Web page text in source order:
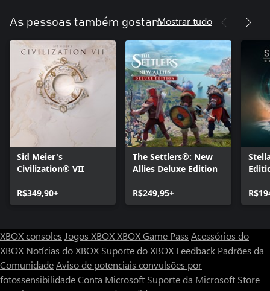
As pessoas também gostamMostrar tudo
Sid Meier's
Civilization® VII
R$349,90+
The Settlers®: New
Allies Deluxe Edition
R$249,95+
XBOX consoles Jogos XBOXXBOX Game Pass Acessórios do
XBOX Notícias do XBOX Suporte do XBOX Feedback Padrões da
ComunidadeAviso de potenciais convulsões por
fotossensibilidadeConta Microsoft Suporte da Microsoft Store